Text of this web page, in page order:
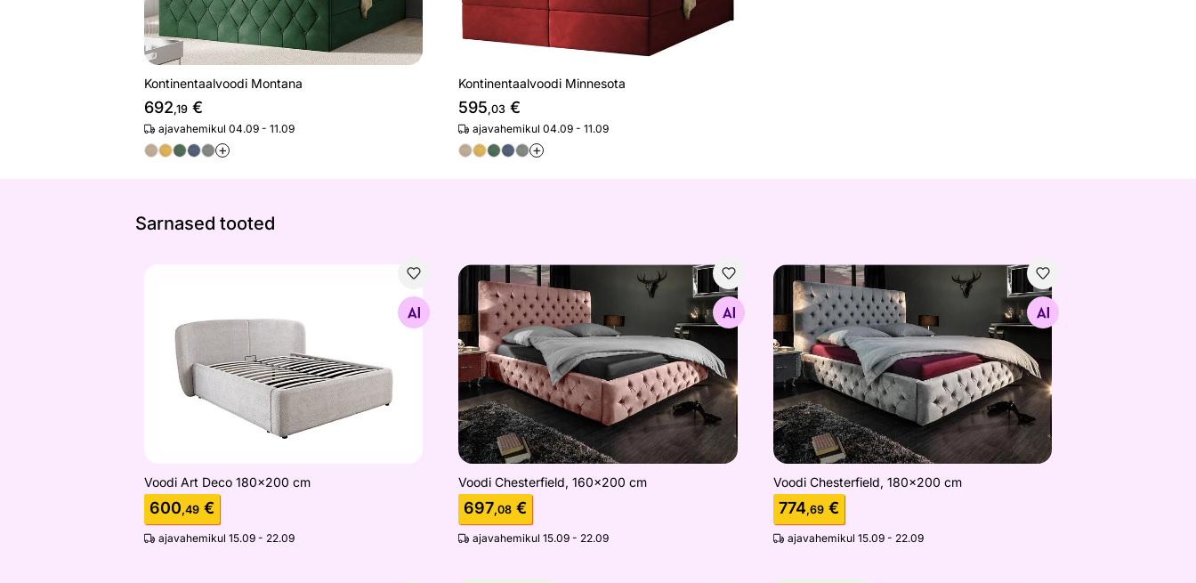
Kontinentaalvoodi Montana
692,19 €
ajavahemikul 04.09 - 11.09
+
Kontinentaalvoodi Minnesota
595,03 €
ajavahemikul 04.09 - 11.09
+
Sarnased tooted
Voodi Art Deco 180x200 cm
600,49 €
ajavahemikul 15.09 - 22.09
Voodi Chesterfield, 160x200 cm
Otsi sarnaseid
Voodi Chesterfield, 160x200 cm
697,08 €
ajavahemikul 15.09 - 22.09
Voodi Chesterfield, 180x200 cm
Otsi sarnaseid
Voodi Chesterfield, 180x200 cm
774,69€
ajavahemikul 15.09 - 22.09